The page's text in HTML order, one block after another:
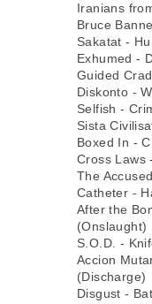
Iranians
Bruce
Sakatat -
Exhumed -
Guided
Diskonto -
Selfish -
Sista
Boxed In -
Cross Laws
The
Catheter -
After the
(Onslaught)
S.O.D. -
Accion
(Discharge)
Disgust -